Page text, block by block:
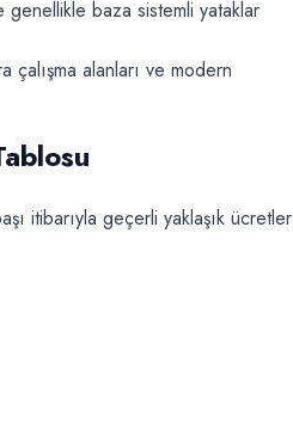
baza sistemli yataklar
alanları ve modern
itibarıyla geçerli yaklaşık ücretler